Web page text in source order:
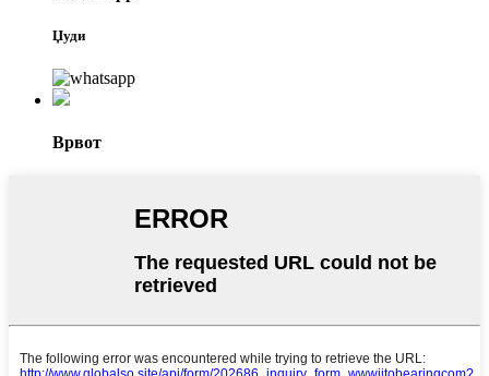
Џуди
Врвот